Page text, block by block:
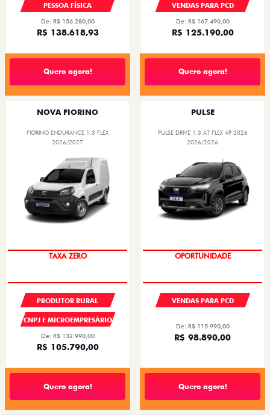
PESSOA FÍSICA
De: R$ 156.280,00
R$ 138.618,93
Quero agora!
VENDAS PARA PCD
De: R$ 167.490,00
R$ 125.190,00
Quero agora!
NOVA FIORINO
FIORINO ENDURANCE 1.3 FLEX
2026/2027
TAXA ZERO
PRODUTOR RURAL
CNPJ E MICROEMPRESÁRIO
De: R$ 132.990,00
R$ 105.790,00
Quero agora!
PULSE
PULSE DRIVE 1.3 AT FLEX 4P 2026
2026/2026
OPORTUNIDADE
VENDAS PARA PCD
De: R$ 115.990,00
R$ 98.890,00
Quero agora!